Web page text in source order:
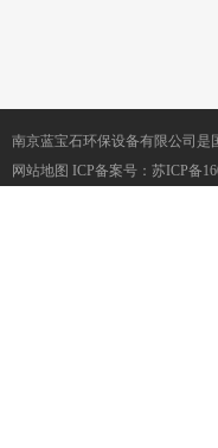
南京蓝宝石环保设备有限公司是
网站地图 ICP备案号： 苏ICP备